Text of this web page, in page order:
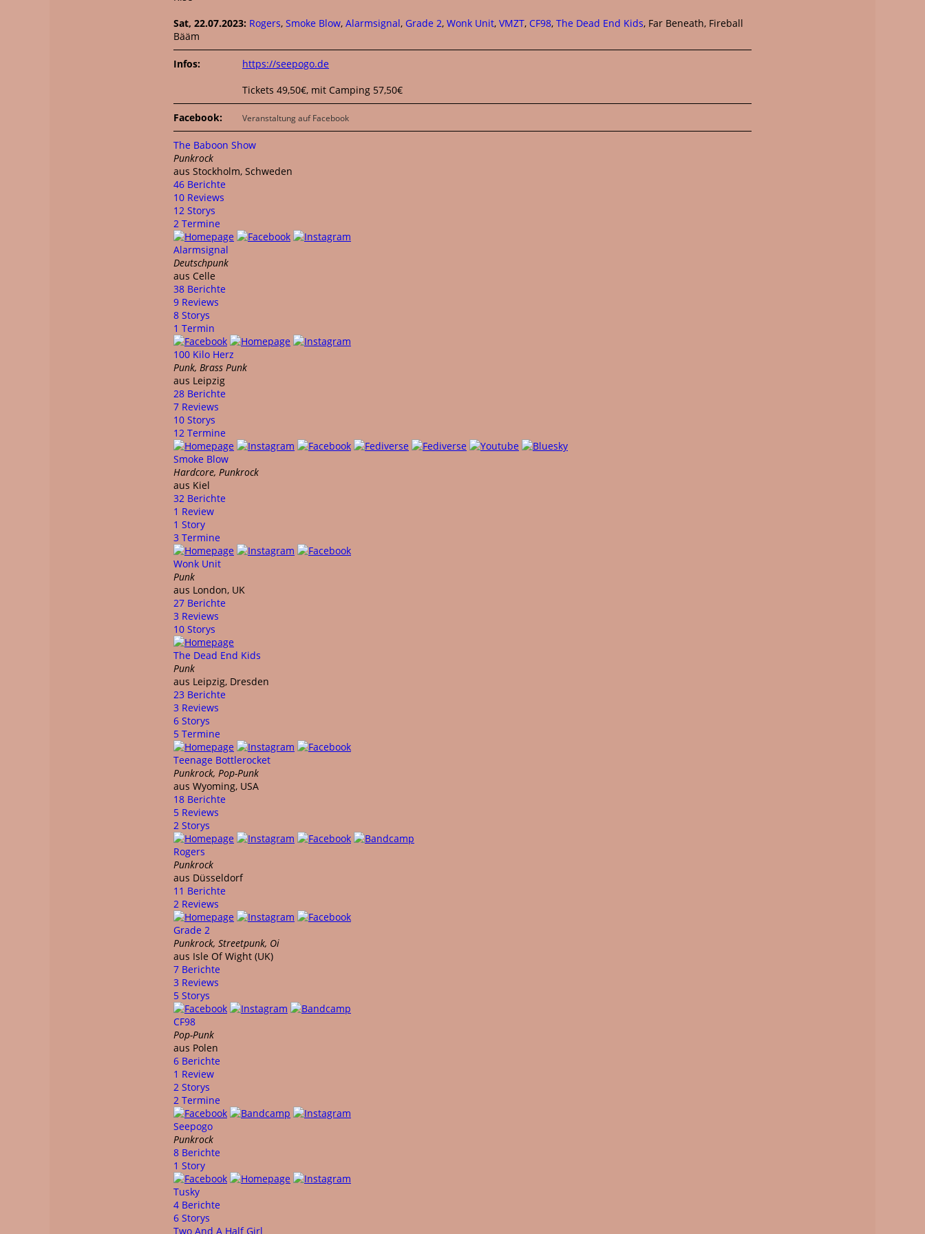
Sat, 22.07.2023: Rogers, Smoke Blow, Alarmsignal, Grade 2, Wonk Unit, VMZT, CF98, The Dead End Kids, Far Beneath, Fireball
Bääm
Infos:
https://seepogo.de
Tickets 49,50€, mit Camping 57,50€
Facebook: Veranstaltung auf Facebook
The Baboon Show
Punkrock
aus Stockholm, Schweden
46 Berichte
10 Reviews
12 Storys
2 Termine
Alarmsignal
Deutschpunk
aus Celle
38 Berichte
9 Reviews
8 Storys
1 Termin
100 Kilo Herz
Punk, Brass Punk
aus Leipzig
28 Berichte
7 Reviews
10 Storys
12 Termine
Smoke Blow
Hardcore, Punkrock
aus Kiel
32 Berichte
1 Review
1 Story
3 Termine
Wonk Unit
Punk
aus London, UK
27 Berichte
3 Reviews
10 Storys
The Dead End Kids
Punk
aus Leipzig, Dresden
23 Berichte
3 Reviews
6 Storys
5 Termine
Teenage Bottlerocket
Punkrock, Pop-Punk
aus Wyoming, USA
18 Berichte
5 Reviews
2 Storys
Rogers
Punkrock
aus Düsseldorf
11 Berichte
2 Reviews
Grade 2
Punkrock, Streetpunk, Oi
aus Isle Of Wight (UK)
7 Berichte
3 Reviews
5 Storys
CF98
Pop-Punk
aus Polen
6 Berichte
1 Review
2 Storys
2 Termine
Seepogo
Punkrock
8 Berichte
1 Story
Tusky
4 Berichte
6 Storys
Two And A Half Girl